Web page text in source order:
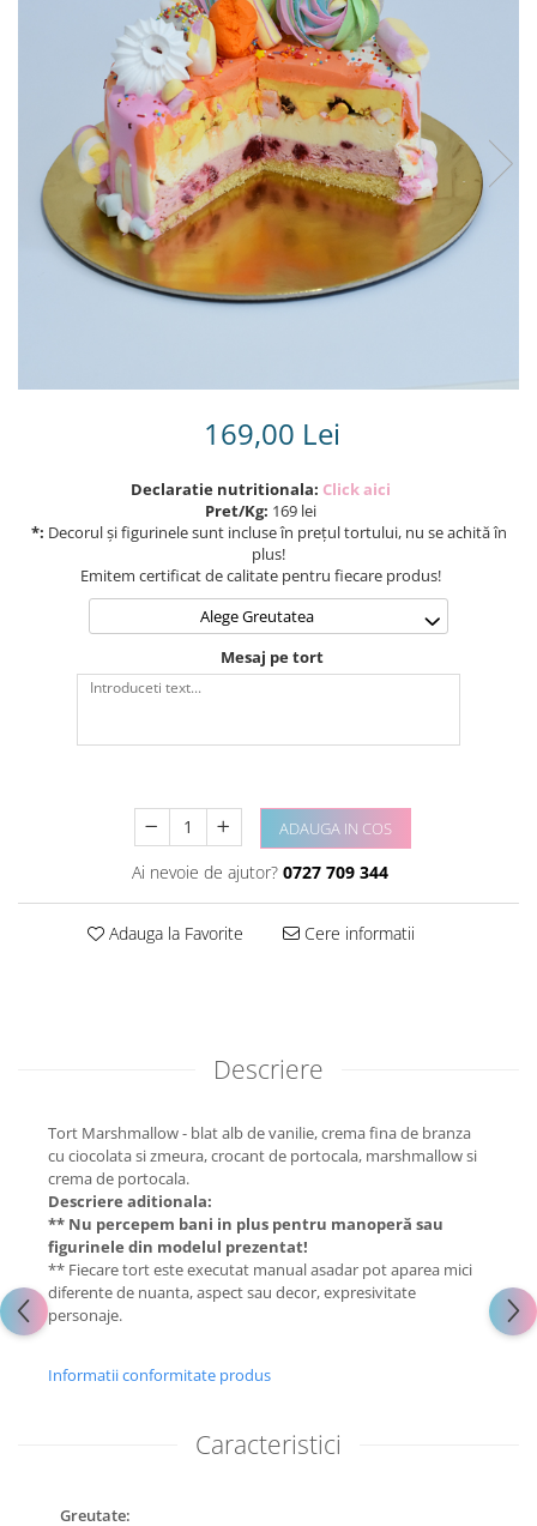
Torturi in frosting- crema pentru
Torturi cu flori
Tortulețe 1.7 kg - 2 kg
169,00 Lei
Declaratie nutritionala: Click aici
Pret/Kg: 169 lei
*: Decorul și figurinele sunt incluse în prețul tortului, nu se achită în
plus!
Emitem certificat de calitate pentru fiecare produs!
Alege Greutatea
Mesaj pe tort
ADAUGA IN COS
Ai nevoie de ajutor? 0727 709 344
Adauga la Favorite Cere informatii
Descriere
Tort Marshmallow - blat alb de vanilie, crema fina de branza
cu ciocolata si zmeura, crocant de portocala, marshmallow si
crema de portocala.
Descriere aditionala:
** Nu percepem bani in plus pentru manoperă sau
figurinele din modelul prezentat!
** Fiecare tort este executat manual asadar pot aparea mici
diferente de nuanta, aspect sau decor, expresivitate
personaje.
Informatii conformitate produs
Caracteristici
Greutate: